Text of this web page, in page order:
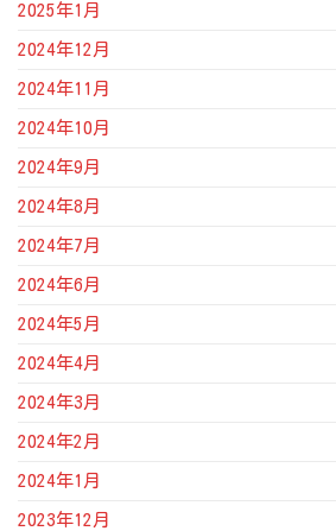
2025年1月
2024年12月
2024年11月
2024年10月
2024年9月
2024年8月
2024年7月
2024年6月
2024年5月
2024年4月
2024年3月
2024年2月
2024年1月
2023年12月